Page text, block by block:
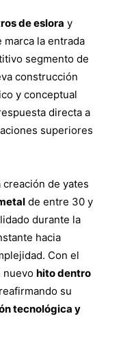
de eslora y
marca la entrada
segmento de
construcción
y conceptual
directa a
superiores
de yates
de entre 30 y
durante la
hacia
Con el
nuevo hito dentro
su
tecnológica y